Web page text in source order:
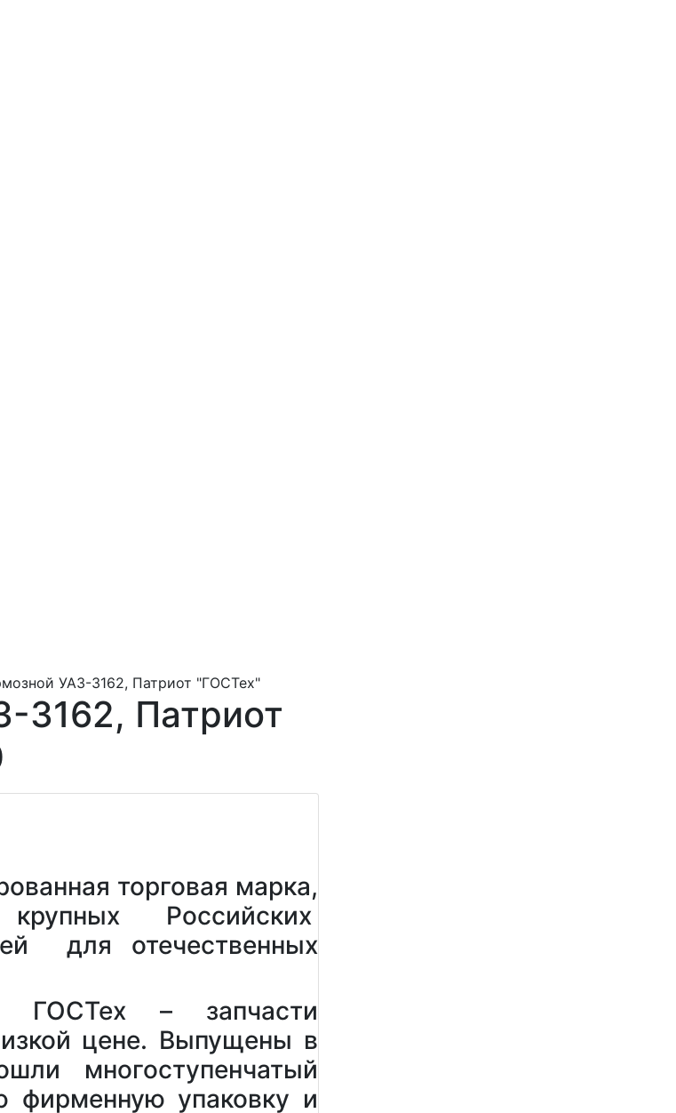
УАЗ-3162, Патриот "ГОСТех"
3162, Патриот
торговая марка,
Российских
для отечественных
ГОСТех – запчасти
цене. Выпущены в
многоступенчатый
фирменную упаковку и